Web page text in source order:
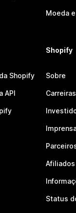
Moeda
Shopify
API
Shopify
Sobre
Carreiras
Afiliados
Status